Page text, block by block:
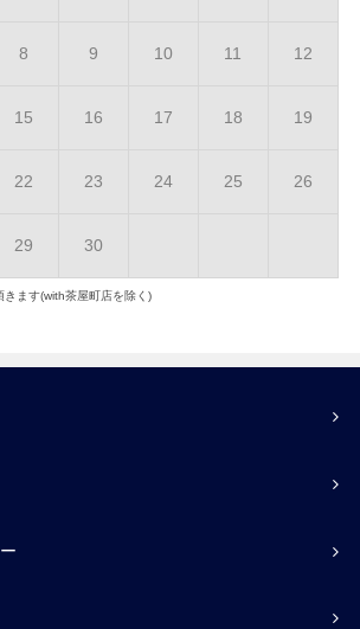
8 9 10 11 12
15 16 17 18 19
22 23 24 25 26
29 30
ます(with茶屋町店を除く)